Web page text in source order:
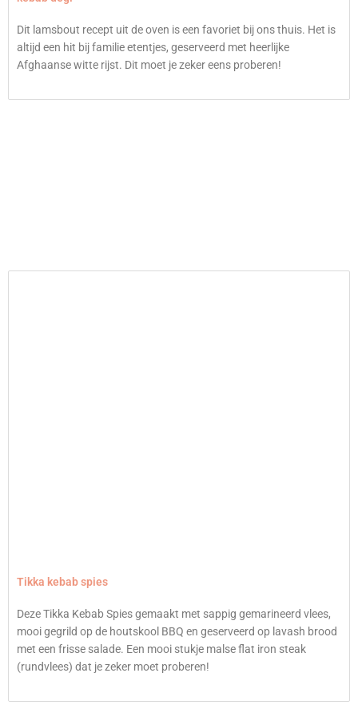
Dit lamsbout recept uit de oven is een favoriet bij ons thuis. Het is
altijd een hit bij familie etentjes, geserveerd met heerlijke
Afghaanse witte rijst. Dit moet je zeker eens proberen!
Tikka kebab spies
Deze Tikka Kebab Spies gemaakt met sappig gemarineerd vlees,
mooi gegrild op de houtskool BBQ en geserveerd op lavash brood
met een frisse salade. Een mooi stukje malse flat iron steak
(rundvlees) dat je zeker moet proberen!